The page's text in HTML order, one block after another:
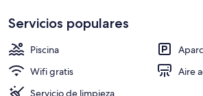
Servicios populares
Piscina
Wifi gratis
Aire
Servicio de limpieza